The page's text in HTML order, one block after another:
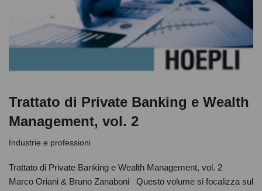
Trattato di Private Banking e Wealth
Management, vol. 2
Industrie e professioni
Trattato di Private Banking e Wealth Management, vol. 2
Marco Oriani & Bruno Zanaboni Questo volume si focalizza sul